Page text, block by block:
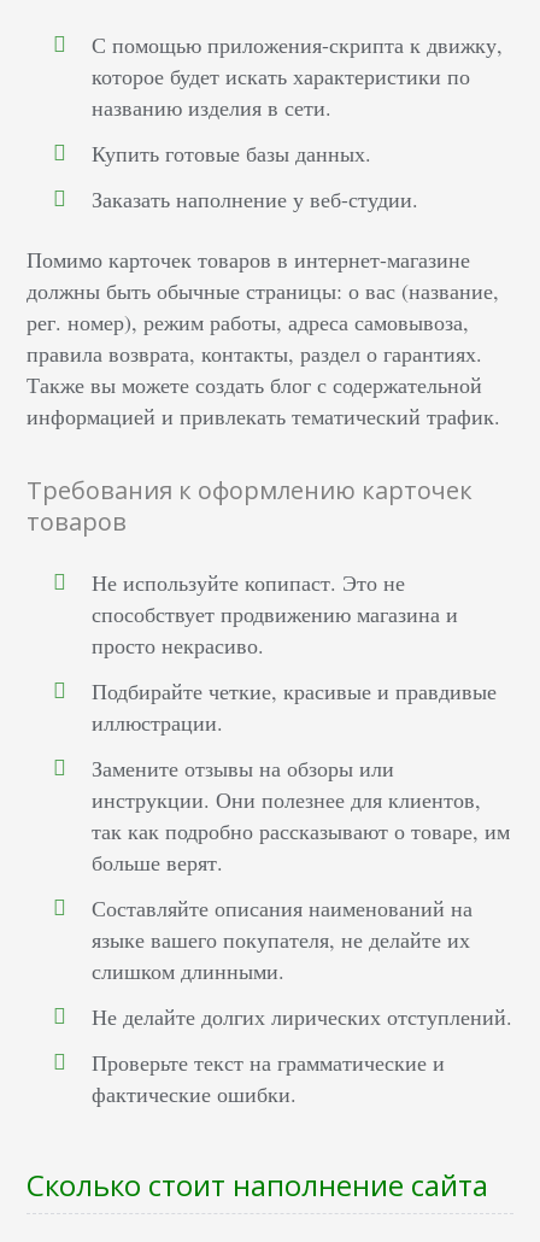
С помощью приложения-скрипта к движку,
которое будет искать характеристики по
названию изделия в сети.
Купить готовые базы данных.
Заказать наполнение у веб-студии.
Помимо карточек товаров в интернет-магазине
должны быть обычные страницы: о вас (название,
рег. номер), режим работы, адреса самовывоза,
правила возврата, контакты, раздел о гарантиях.
Также вы можете создать блог с содержательной
информацией и привлекать тематический трафик.
Требования к оформлению карточек
товаров
Не используйте копипаст. Это не
способствует продвижению магазина и
просто некрасиво.
Подбирайте четкие, красивые и правдивые
иллюстрации.
Замените отзывы на обзоры или
инструкции. Они полезнее для клиентов,
так как подробно рассказывают о товаре, им
больше верят.
Составляйте описания наименований на
языке вашего покупателя, не делайте их
слишком длинными.
Не делайте долгих лирических отступлений.
Проверьте текст на грамматические и
фактические ошибки.
Сколько стоит наполнение сайта